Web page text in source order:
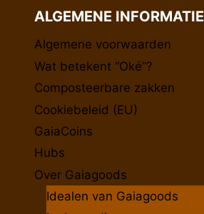
ALGEMENE INFORMATIE
Algemene voorwaarden
Wat betekent “Oké”?
Composteerbare zakken
Cookiebeleid (EU)
GaiaCoins
Hubs
Over Gaiagoods
Idealen van Gaiagoods